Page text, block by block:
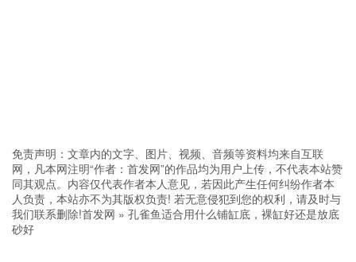
免责声明：文章内的文字、图片、视频、音频等资料均来自互联
网，凡本网注明“作者：首发网”的作品均为用户上传，不代表本站赞
同其观点。内容仅代表作者本人意见，若因此产生任何纠纷作者本
人负责，本站亦不为其版权负责! 若无意侵犯到您的权利，请及时与
我们联系删除!首发网 » 孔雀鱼适合用什么铺缸底，裸缸好还是放底
砂好